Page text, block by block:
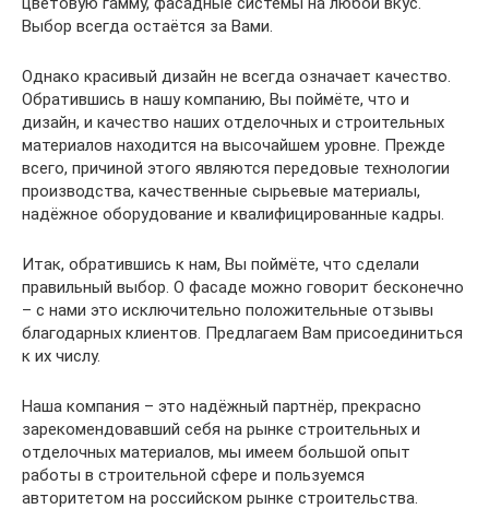
Выбор всегда остаётся за Вами.
Однако красивый дизайн не всегда означает качество.
Обратившись в нашу компанию, Вы поймёте, что и
дизайн, и качество наших отделочных и строительных
материалов находится на высочайшем уровне. Прежде
всего, причиной этого являются передовые технологии
производства, качественные сырьевые материалы,
надёжное оборудование и квалифицированные кадры.
Итак, обратившись к нам, Вы поймёте, что сделали
правильный выбор. О фасаде можно говорит бесконечно
– с нами это исключительно положительные отзывы
благодарных клиентов. Предлагаем Вам присоединиться
к их числу.
Наша компания – это надёжный партнёр, прекрасно
зарекомендовавший себя на рынке строительных и
отделочных материалов, мы имеем большой опыт
работы в строительной сфере и пользуемся
авторитетом на российском рынке строительства.